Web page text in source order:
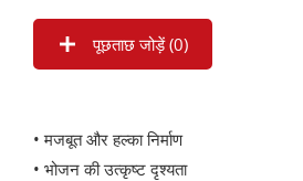
पूछताछ जोड़ें (0)
• मजबूत और हल्का निर्माण
• भोजन की उत्कृष्ट दृश्यता